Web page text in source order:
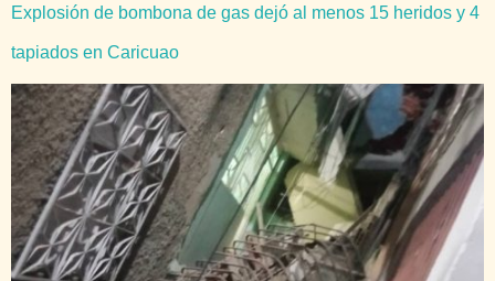
Explosión de bombona de gas dejó al menos 15 heridos y 4
tapiados en Caricuao